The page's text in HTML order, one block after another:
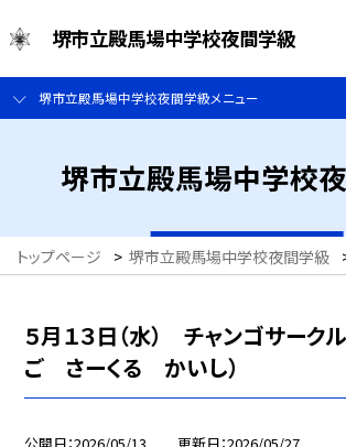
堺市立殿馬場中学校夜間学級
堺市立殿馬場中学校夜間学級メニュー
堺市立殿馬場中学校
トップページ > 堺市立殿馬場中学校夜間学級
５月１３日（水） チャンゴサーク
ご さーくる かいし）
公開日 2026/05/13 更新日 2026/05/27